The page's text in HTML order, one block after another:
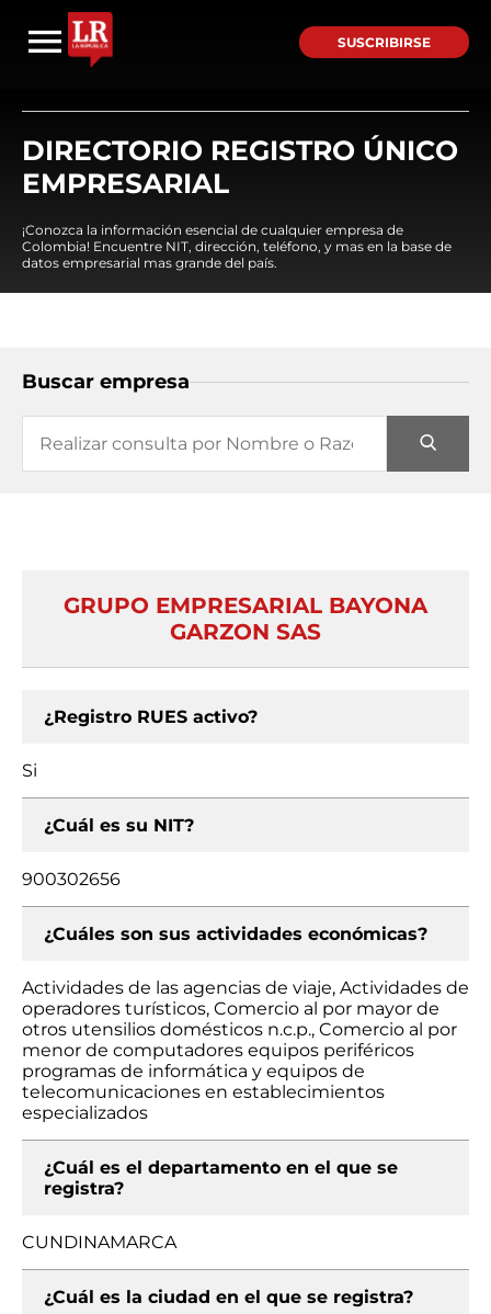
SUSCRIBIRSE
DIRECTORIO REGISTRO ÚNICO
EMPRESARIAL
¡Conozca la información esencial de cualquier empresa de
Colombia! Encuentre NIT, dirección, teléfono, y mas en la base de
datos empresarial mas grande del país.
Buscar empresa
GRUPO EMPRESARIAL BAYONA
GARZON SAS
¿Registro RUES activo?
Si
¿Cuál es su NIT?
900302656
¿Cuáles son sus actividades económicas?
Actividades de las agencias de viaje, Actividades de
operadores turísticos, Comercio al por mayor de
otros utensilios domésticos n.c.p., Comercio al por
menor de computadores equipos periféricos
programas de informática y equipos de
telecomunicaciones en establecimientos
especializados
¿Cuál es el departamento en el que se
registra?
CUNDINAMARCA
¿Cuál es la ciudad en el que se registra?